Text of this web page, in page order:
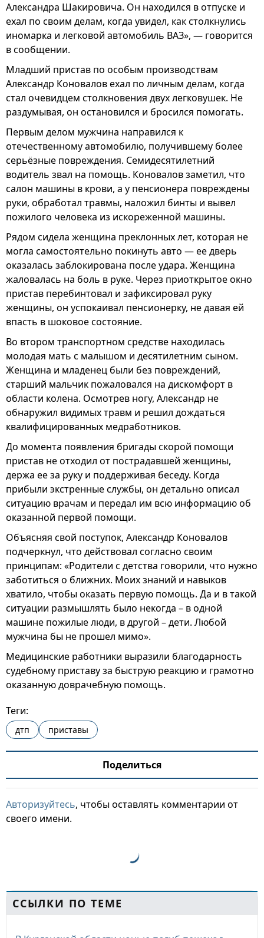
Александра Шакировича. Он находился в отпуске и
ехал по своим делам, когда увидел, как столкнулись
иномарка и легковой автомобиль ВАЗ», — говорится
в сообщении.
Младший пристав по особым производствам
Александр Коновалов ехал по личным делам, когда
стал очевидцем столкновения двух легковушек. Не
раздумывая, он остановился и бросился помогать.
Первым делом мужчина направился к
отечественному автомобилю, получившему более
серьёзные повреждения. Семидесятилетний
водитель звал на помощь. Коновалов заметил, что
салон машины в крови, а у пенсионера повреждены
руки, обработал травмы, наложил бинты и вывел
пожилого человека из искореженной машины.
Рядом сидела женщина преклонных лет, которая не
могла самостоятельно покинуть авто — ее дверь
оказалась заблокирована после удара. Женщина
жаловалась на боль в руке. Через приоткрытое окно
пристав перебинтовал и зафиксировал руку
женщины, он успокаивал пенсионерку, не давая ей
впасть в шоковое состояние.
Во втором транспортном средстве находилась
молодая мать с малышом и десятилетним сыном.
Женщина и младенец были без повреждений,
старший мальчик пожаловался на дискомфорт в
области колена. Осмотрев ногу, Александр не
обнаружил видимых травм и решил дождаться
квалифицированных медработников.
До момента появления бригады скорой помощи
пристав не отходил от пострадавшей женщины,
держа ее за руку и поддерживая беседу. Когда
прибыли экстренные службы, он детально описал
ситуацию врачам и передал им всю информацию об
оказанной первой помощи.
Объясняя свой поступок, Александр Коновалов
подчеркнул, что действовал согласно своим
принципам: «Родители с детства говорили, что нужно
заботиться о ближних. Моих знаний и навыков
хватило, чтобы оказать первую помощь. Да и в такой
ситуации размышлять было некогда – в одной
машине пожилые люди, в другой – дети. Любой
мужчина бы не прошел мимо».
Медицинские работники выразили благодарность
судебному приставу за быструю реакцию и грамотно
оказанную доврачебную помощь.
Теги:
дтп приставы
Поделиться
Авторизуйтесь, чтобы оставлять комментарии от
своего имени.
ССЫЛКИ ПО ТЕМЕ